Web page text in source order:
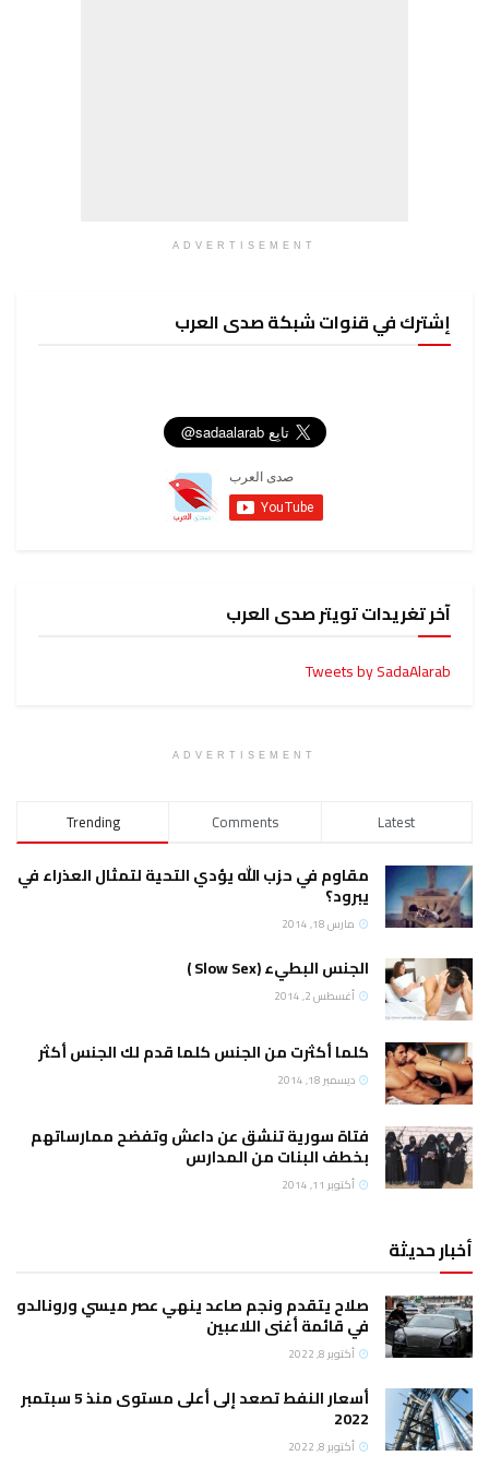
ADVERTISEMENT
إشترك في قنوات شبكة صدى العرب
آخر تغريدات تويتر صدى العرب
Tweets by SadaAlarab
ADVERTISEMENT
Trending Comments Latest
مقاوم في حزب الله يؤدي التحية لتمثال العذراء في
يبرود؟
مارس 18, 2014
الجنس البطيء (Slow Sex )
أغسطس 2, 2014
كلما أكثرت من الجنس كلما قدم لك الجنس أكثر
ديسمبر 18, 2014
فتاة سورية تنشق عن داعش وتفضح ممارساتهم
بخطف البنات من المدارس
أكتوبر 11, 2014
أخبار حديثة
صلاح يتقدم ونجم صاعد ينهي عصر ميسي ورونالدو
في قائمة أغنى اللاعبين
أكتوبر 8, 2022
أسعار النفط تصعد إلى أعلى مستوى منذ 5 سبتمبر
2022
أكتوبر 8, 2022